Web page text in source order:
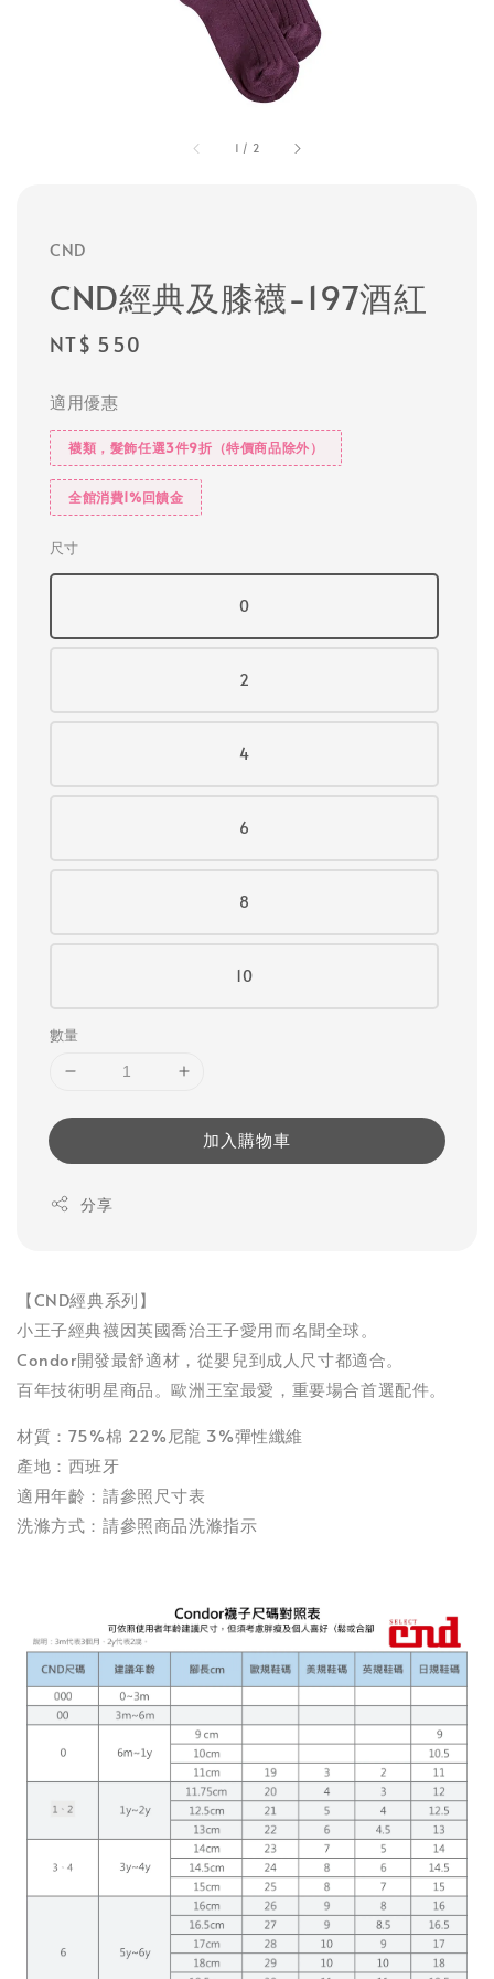
1 / 2
CND
CND經典及膝襪-197酒紅
Regular
NT$ 550
適用優惠
襪類，髮飾任選3件9折（特價商品除外）
全館消費1%回饋金
尺寸
0
2
4
6
8
10
數量
加入購物車
分享
【CND經典系列】
小王子經典襪因英國喬治王子愛用而名聞全球。
Condor開發最舒適材，從嬰兒到成人尺寸都適合。
百年技術明星商品。歐洲王室最愛，重要場合首選配件。
材質：75%棉 22%尼龍 3%彈性纖維
產地：西班牙
適用年齡：請參照尺寸表
洗滌方式：請參照商品洗滌指示